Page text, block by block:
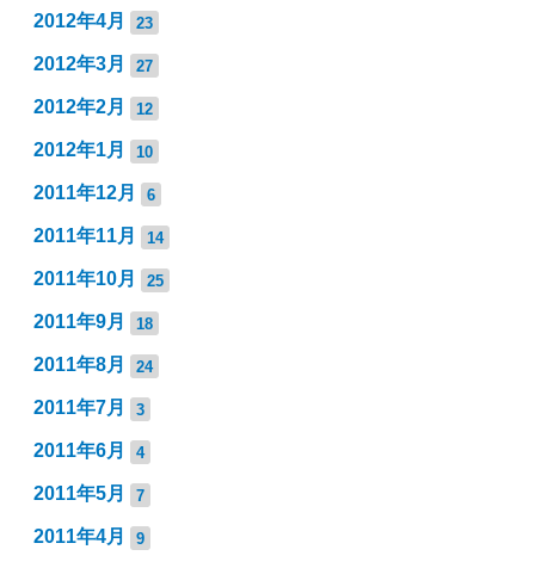
2012年4月 23
2012年3月 27
2012年2月 12
2012年1月 10
2011年12月 6
2011年11月 14
2011年10月 25
2011年9月 18
2011年8月 24
2011年7月 3
2011年6月 4
2011年5月 7
2011年4月 9